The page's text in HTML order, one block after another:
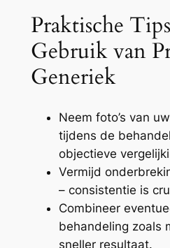
Praktische
Gebruik van
Generiek
Neem foto’s van
tijdens de
objectieve
Vermijd
– consistentie is
Combineer
behandeling zoals
sneller resultaat.